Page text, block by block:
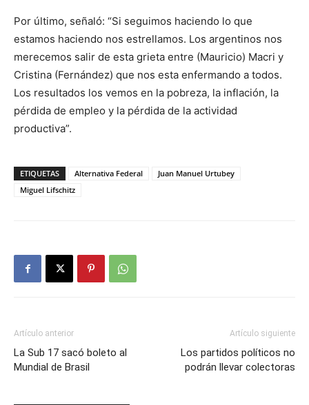
Por último, señaló: “Si seguimos haciendo lo que
estamos haciendo nos estrellamos. Los argentinos nos
merecemos salir de esta grieta entre (Mauricio) Macri y
Cristina (Fernández) que nos esta enfermando a todos.
Los resultados los vemos en la pobreza, la inflación, la
pérdida de empleo y la pérdida de la actividad
productiva”.
ETIQUETAS Alternativa Federal
Juan Manuel Urtubey
Miguel Lifschitz
Artículo anterior
La Sub 17 sacó boleto al
Mundial de Brasil
Artículo siguiente
Los partidos políticos no
podrán llevar colectoras